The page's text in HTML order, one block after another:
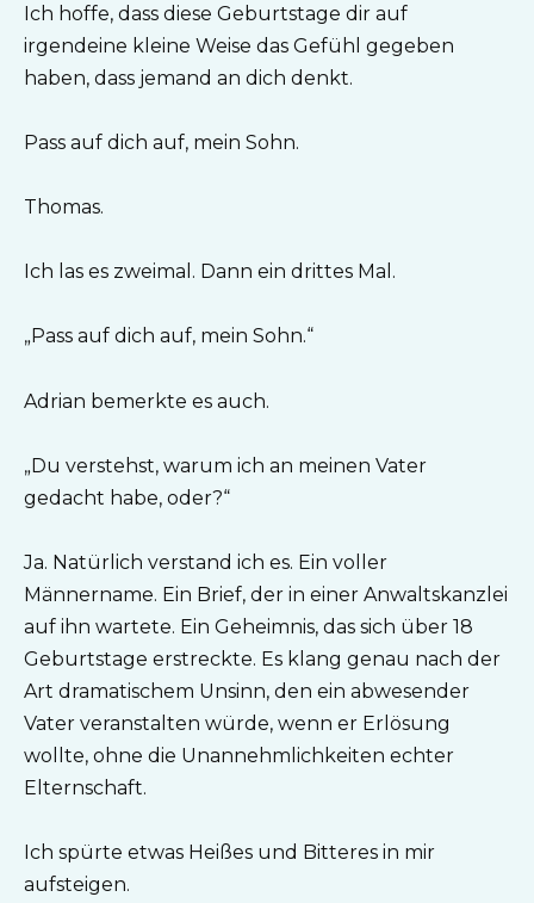
Ich hoffe, dass diese Geburtstage dir auf
irgendeine kleine Weise das Gefühl gegeben
haben, dass jemand an dich denkt.
Pass auf dich auf, mein Sohn.
Thomas.
Ich las es zweimal. Dann ein drittes Mal.
„Pass auf dich auf, mein Sohn.“
Adrian bemerkte es auch.
„Du verstehst, warum ich an meinen Vater
gedacht habe, oder?“
Ja. Natürlich verstand ich es. Ein voller
Männername. Ein Brief, der in einer Anwaltskanzlei
auf ihn wartete. Ein Geheimnis, das sich über 18
Geburtstage erstreckte. Es klang genau nach der
Art dramatischem Unsinn, den ein abwesender
Vater veranstalten würde, wenn er Erlösung
wollte, ohne die Unannehmlichkeiten echter
Elternschaft.
Ich spürte etwas Heißes und Bitteres in mir
aufsteigen.